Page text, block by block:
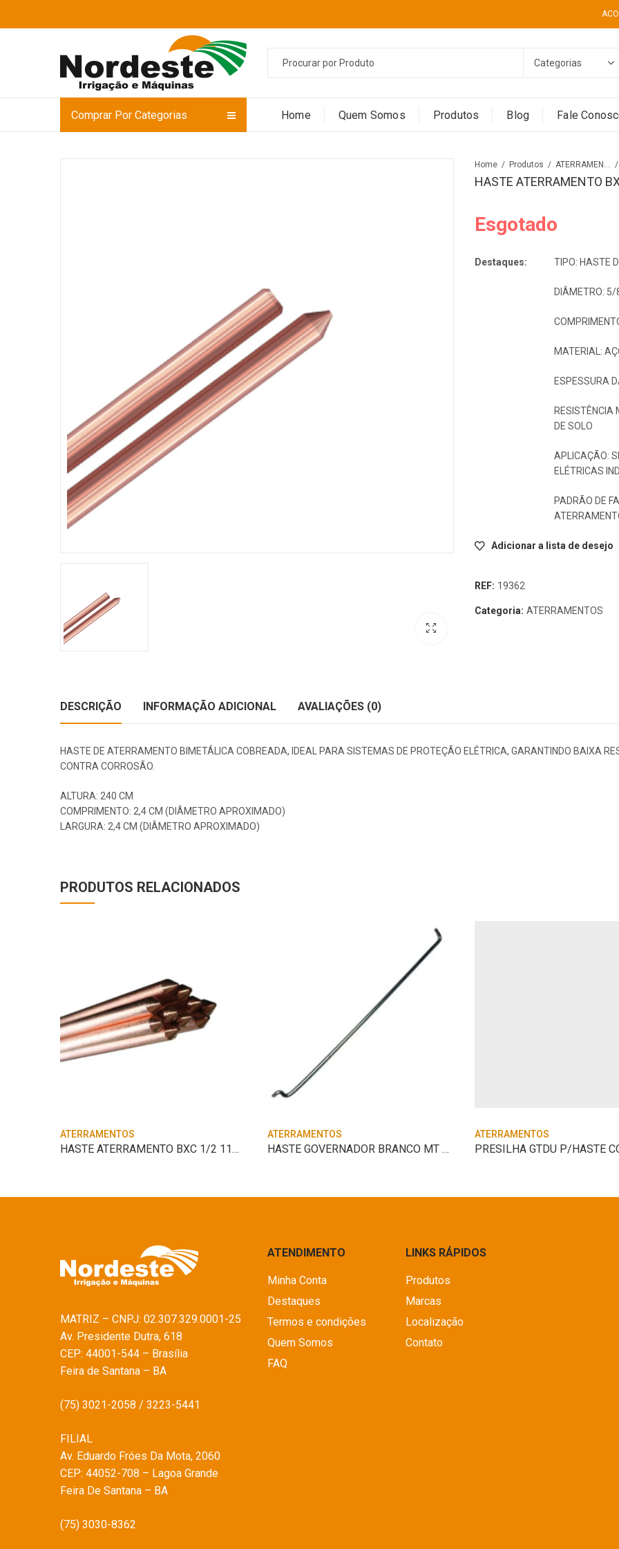
Comprar Por Categorias Home Quem Somos Produtos Blog Fale
Home Produtos ATERRAMENTOS
HASTE ATERRAMENTO
Esgotado
Destaques: TIPO: HASTE
DIÂMETRO:
MATERIAL:
ESPESSURA
RESISTÊNCIA
DE SOLO
APLICAÇÃO:
ELÉTRICAS
PADRÃO DE
Adicionar a lista de desejo
REF: 19362
Categoria: ATERRAMENTOS
DESCRIÇÃO INFORMAÇÃO ADICIONAL AVALIAÇÕES (0)
HASTE DE ATERRAMENTO BIMETÁLICA COBREADA, IDEAL PARA SISTEMAS DE PROTEÇÃO ELÉTRICA, GARANTINDO BAIXA
CONTRA CORROSÃO.
ALTURA: 240 CM
COMPRIMENTO: 2,4 CM (DIÂMETRO APROXIMADO)
LARGURA: 2,4 CM (DIÂMETRO APROXIMADO)
PRODUTOS RELACIONADOS
ATERRAMENTOS
HASTE ATERRAMENTO BXC 1/2 11MM 1;20M
ATERRAMENTOS
HASTE GOVERNADOR BRANCO MT B4T 2,8 CV
ATERRAMENTOS
MATRIZ – CNPJ: 02.307.329.0001-25
Av. Presidente Dutra, 618
CEP: 44001-544 – Brasília
Feira de Santana – BA
(75) 3021-2058 / 3223-5441
FILIAL
Av. Eduardo Fróes Da Mota, 2060
CEP: 44052-708 – Lagoa Grande
Feira De Santana – BA
(75) 3030-8362
ATENDIMENTO
Minha Conta
Destaques
Termos e condições
Quem Somos
FAQ
LINKS RÁPIDOS
Produtos
Marcas
Localização
Contato